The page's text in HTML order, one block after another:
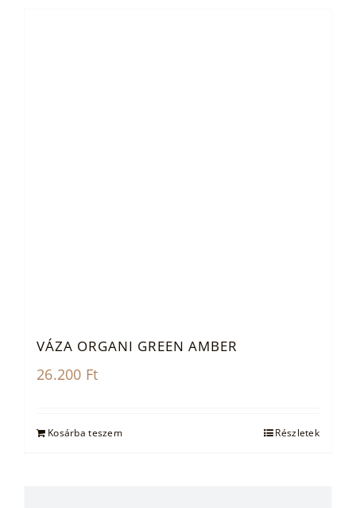
VÁZA ORGANI GREEN AMBER
26.200 Ft
Kosárba teszem Részletek